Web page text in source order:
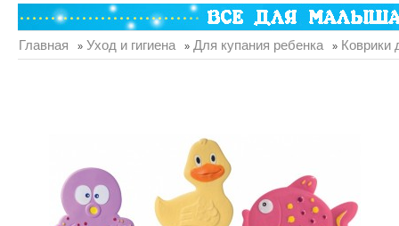
Главная » Уход и гигиена » Для купания ребенка » Коврики